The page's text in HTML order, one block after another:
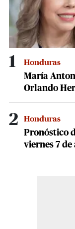
1 Honduras
María
Orlando
2 Honduras
Pronóstico
viernes 7 de